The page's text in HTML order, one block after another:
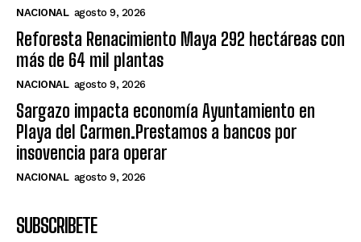
NACIONAL agosto 9, 2026
Reforesta Renacimiento Maya 292 hectáreas con
más de 64 mil plantas
NACIONAL agosto 9, 2026
Sargazo impacta economía Ayuntamiento en
Playa del Carmen.Prestamos a bancos por
insovencia para operar
NACIONAL agosto 9, 2026
SUBSCRIBETE